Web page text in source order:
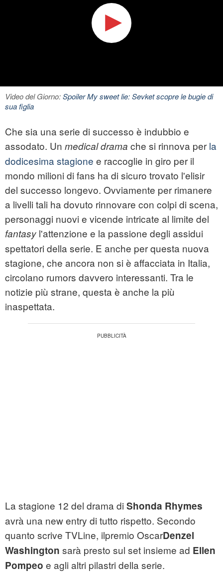
Video del Giorno:Spoiler My sweet lie: Sevket scopre le bugie di
sua figlia
Che sia una serie di successo è indubbio e
assodato. Un medical drama che si rinnova per la
dodicesima stagione e raccoglie in giro per il
mondo milioni di fans ha di sicuro trovato l'elisir
del successo longevo. Ovviamente per rimanere
a livelli tali ha dovuto rinnovare con colpi di scena,
personaggi nuovi e vicende intricate al limite del
fantasy l'attenzione e la passione degli assidui
spettatori della serie. E anche per questa nuova
stagione, che ancora non si è affacciata in Italia,
circolano rumors davvero interessanti. Tra le
notizie più strane, questa è anche la più
inaspettata.
La stagione 12 del drama di Shonda Rhymes
avrà una new entry di tutto rispetto. Secondo
quanto scrive TVLine, ilpremio OscarDenzel
Washington sarà presto sul set insieme ad Ellen
Pompeo e agli altri pilastri della serie.